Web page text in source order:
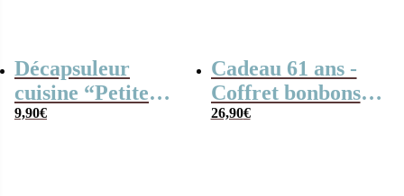
Décapsuleur
cuisine “Petite
bite”
9,90€
Cadeau 61 ans -
Coffret bonbons
des années 60
26,90€